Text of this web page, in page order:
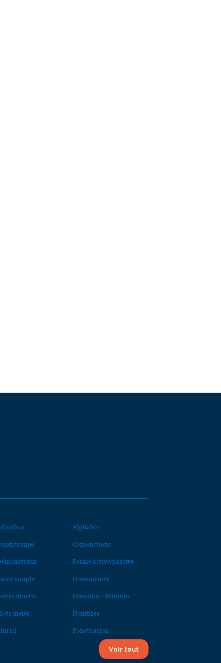
Alphabet
Conjonctions
Forme active/passive
simple Homonymes
muette Masculin - Féminin
mêlés Nombres
Ponctuation
Voir tout